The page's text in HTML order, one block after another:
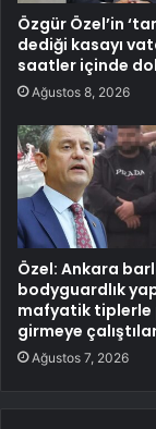
Özgür Özel’in
dediği kasayı
saatler içinde
Ağustos 8, 2026
Özel: Ankara
bodyguardlık
mafyatik tiplerle
girmeye
Ağustos 7, 2026